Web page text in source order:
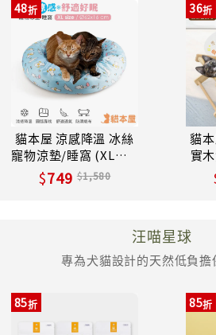
貓本屋 涼感降溫 冰絲
寵物涼墊/睡窩 (XL號)/
藍北極熊
48
749 1,580
貓
實
36
汪喵星球
專為犬貓設計的天然低負擔
85 85